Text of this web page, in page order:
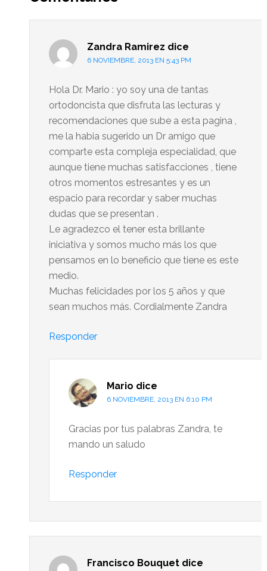
lector
Zandra Ramirez dice
6 NOVIEMBRE, 2013 EN 5:43 PM
Hola Dr. Mario : yo soy una de tantas
ortodoncista que disfruta las lecturas y
recomendaciones que sube a esta pagina ,
me la habia sugerido un Dr amigo que
comparte esta compleja especialidad, que
aunque tiene muchas satisfacciones , tiene
otros momentos estresantes y es un
espacio para recordar y saber muchas
dudas que se presentan .
Le agradezco el tener esta brillante
iniciativa y somos mucho más los que
pensamos en lo beneficio que tiene es este
medio.
Muchas felicidades por los 5 años y que
sean muchos más. Cordialmente Zandra
Responder
Mario dice
6 NOVIEMBRE, 2013 EN 6:10 PM
Gracias por tus palabras Zandra, te
mando un saludo
Responder
Francisco Bouquet dice